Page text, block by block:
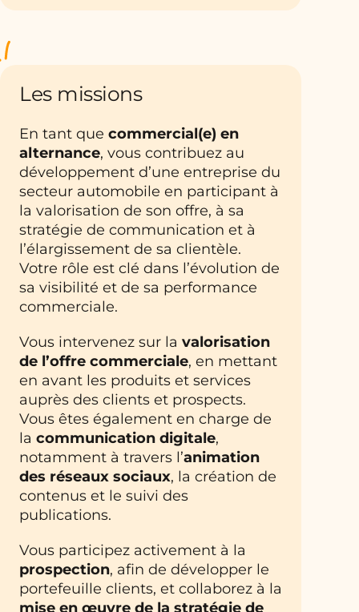
Les missions
En tant que commercial(e) en
alternance, vous contribuez au
développement d’une entreprise du
secteur automobile en participant à
la valorisation de son offre, à sa
stratégie de communication et à
l’élargissement de sa clientèle.
Votre rôle est clé dans l’évolution de
sa visibilité et de sa performance
commerciale.
Vous intervenez sur la valorisation
de l’offre commerciale, en mettant
en avant les produits et services
auprès des clients et prospects.
Vous êtes également en charge de
la communication digitale,
notamment à travers l’animation
des réseaux sociaux, la création de
contenus et le suivi des
publications.
Vous participez activement à la
prospection, afin de développer le
portefeuille clients, et collaborez à la
mise en œuvre de la stratégie de